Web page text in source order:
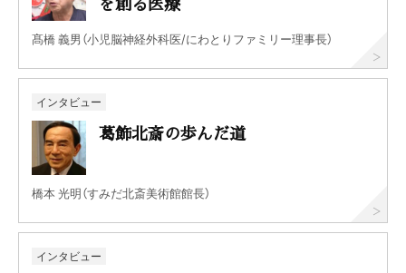
髙橋 義男（小児脳神経外科医/にわとりファミリー理事長）
インタビュー
葛飾北斎の歩んだ道
橋本 光明（すみだ北斎美術館館長）
インタビュー